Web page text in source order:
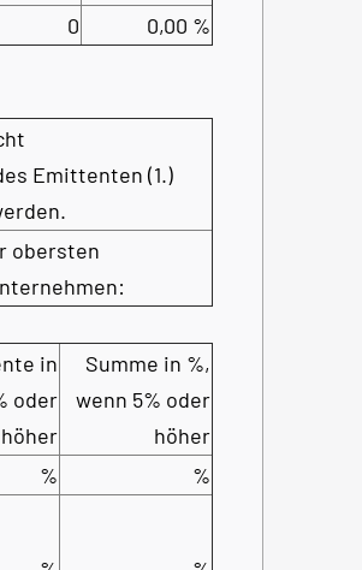
0 0,00 %
Emittenten (1.)
obersten
in
oder
höher
Summe in %,
wenn 5% oder
höher
%
%